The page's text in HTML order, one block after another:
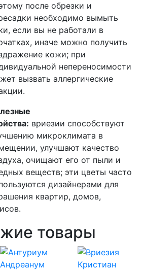
после обрезки и
необходимо вымыть
если вы не работали в
иначе можно получить
кожи; при
непереносимости
вызвать аллергические
вриезии способствуют
микроклимата в
улучшают качество
очищают его от пыли и
веществ; эти цветы часто
дизайнерами для
квартир, домов,
товары